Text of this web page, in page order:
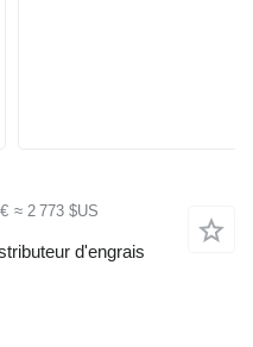
≈ 2 773 $US
d'engrais